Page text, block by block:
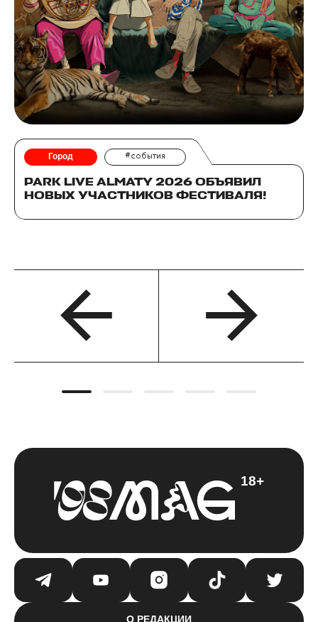
Город #события
PARK LIVE ALMATY 2026 ОБЪЯВИЛ
НОВЫХ УЧАСТНИКОВ ФЕСТИВАЛЯ!
18+
О РЕДАКЦИИ